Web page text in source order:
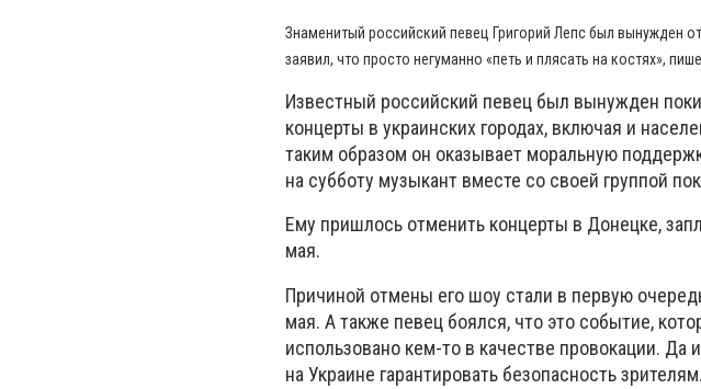
Знаменитый российский певец Григорий Лепс был вынужден
заявил, что просто негуманно «петь и плясать на костях»,
Известный российский певец был вынужден
концерты в украинских городах, включая и
таким образом он оказывает моральную
на субботу музыкант вместе со своей группой
Ему пришлось отменить концерты в Донецке,
мая.
Причиной отмены его шоу стали в первую
мая. А также певец боялся, что это событие,
использовано кем-то в качестве провокации.
на Украине гарантировать безопасность зрителям.